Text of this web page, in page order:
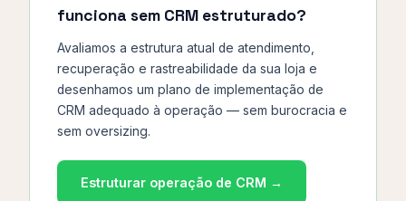
funciona sem CRM estruturado?
Avaliamos a estrutura atual de atendimento,
recuperação e rastreabilidade da sua loja e
desenhamos um plano de implementação de
CRM adequado à operação — sem burocracia e
sem oversizing.
Estruturar operação de CRM →